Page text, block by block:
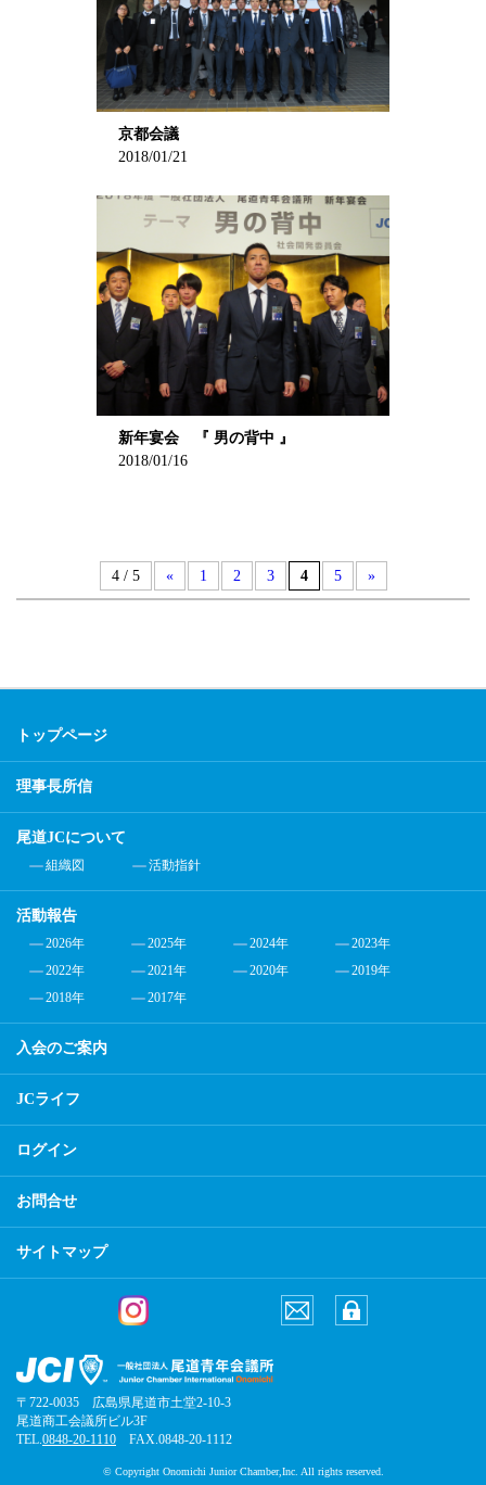
京都会議
2018/01/21
新年宴会 『 男の背中 』
2018/01/16
4 / 5 « 1 2 3 4 5 »
トップページ
理事長所信
尾道JCについて
組織図 活動指針
活動報告
2026年 2025年 2024年
2023年
2022年
2021年 2020年
2019年
2018年
2017年
入会のご案内
JCライフ
ログイン
お問合せ
サイトマップ
〒722-0035 広島県尾道市土堂2-10-3
尾道商工会議所ビル3F
TEL.0848-20-1110 FAX.0848-20-1112
© Copyright Onomichi Junior Chamber,Inc. All rights reserved.